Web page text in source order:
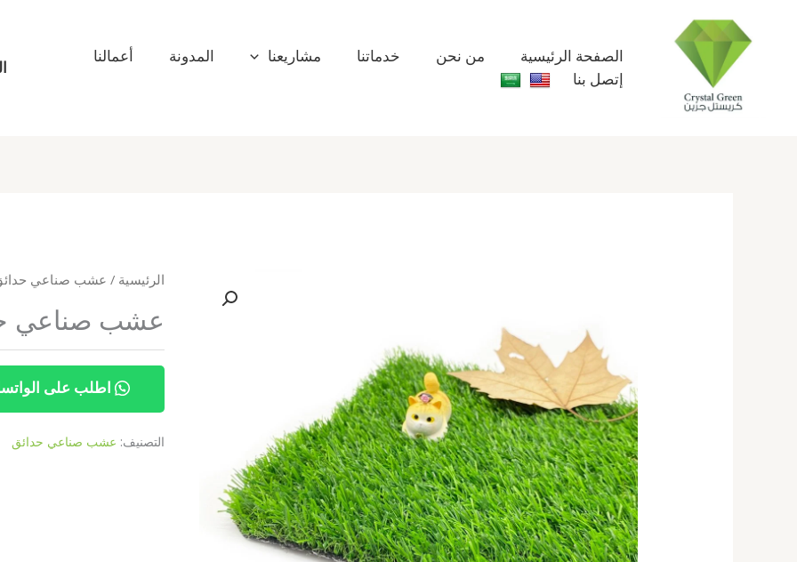
الصفحة الرئيسية من نحن خدماتنا مشاريعنا المدونة
أعمالنا
إتصل بنا
الرئيسية / عشب صناعي
عشب صناعي
اطلب على
التصنيف: عشب صناعي حدائق